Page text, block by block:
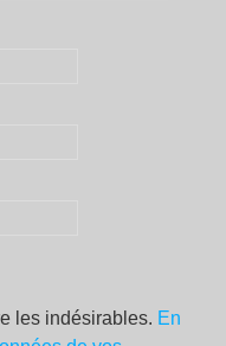
les indésirables. En